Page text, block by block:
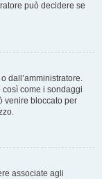
può decidere se
dall’amministratore.
come i sondaggi
venire bloccato per
associate agli